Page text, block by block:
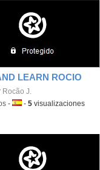
LEARN ROCIO
Rocã­o J.
-Idioma:
-5 visualizaciones